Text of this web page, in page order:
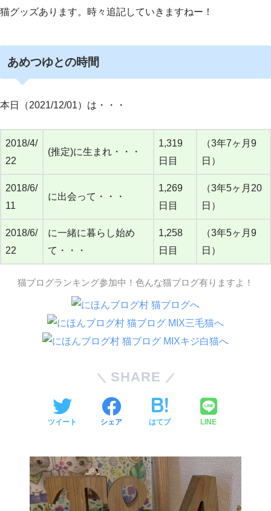
猫グッズあります。時々追記していきますねー！
あめつゆとの時間
本日（2021/12/01）は・・・
2018/4/
22
(推定)に生まれ・・・
1,319
日目
（3年7ヶ月9
日）
2018/6/
11
に出会って・・・
1,269
日目
（3年5ヶ月20
日）
2018/6/
22
に一緒に暮らし始め
て・・・
1,258
日目
（3年5ヶ月9
日）
猫ブログランキング参加中！色んな猫ブログ有りますよ！
SHARE
ツイート シェア はてブ LINE